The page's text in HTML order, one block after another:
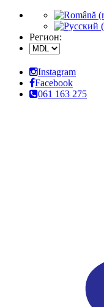
Регион:
Instagram
Facebook
061 163 275